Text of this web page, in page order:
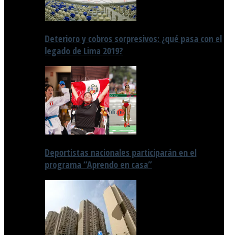
Deterioro y cobros sorpresivos: ¿qué pasa con el
legado de Lima 2019?
Deportistas nacionales participarán en el
programa “Aprendo en casa”